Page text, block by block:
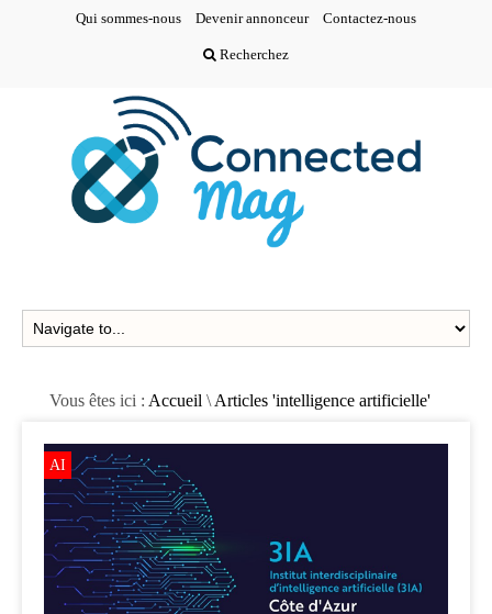
Qui sommes-nous Devenir annonceur Contactez-nous
Recherchez
Vous êtes ici : Accueil \ Articles 'intelligence artificielle'
AI